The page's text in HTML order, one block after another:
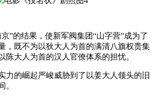
”的结果，使新军阀集团“山字营”成为了
，既不为以狄大人为首的满清八旗权贵集
陈大人为首的汉人官僚体系的担忧。
力的崛起严峻威胁到了以姜大人领头的旧
。